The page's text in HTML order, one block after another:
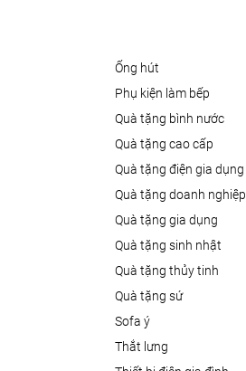
ống hút
phụ kiện làm bếp
quà tặng bình nước
quà tặng cao cấp
quà tặng điện gia dụng
quà tặng doanh nghiệp
quà tặng gia dụng
quà tặng sinh nhật
quà tặng thủy tinh
quà tặng sứ
sofa ý
thắt lưng